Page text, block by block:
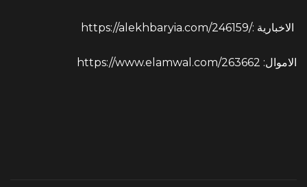
https://alekhbaryia.com/246159/
https://www.elamwal.com/263662 :الاموال